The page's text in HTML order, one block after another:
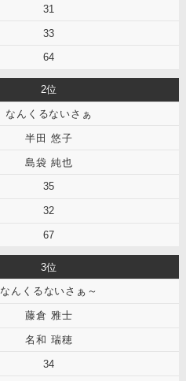
31
33
64
2位
なんくるないさぁ
半田 悠子
島袋 純也
35
32
67
3位
なんくるないさぁ～
藤倉 雅士
名和 瑞穂
34